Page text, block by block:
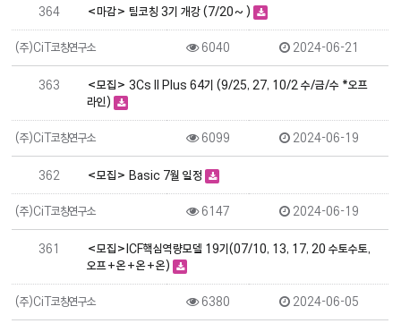
364 <마감> 팀코칭 3기 개강 (7/20~ )
(주)CiT코칭연구소 6040 2024-06-21
363
<모집> 3Cs II Plus 64기 (9/25, 27, 10/2 수/금/수 *오프
라인)
(주)CiT코칭연구소 6099 2024-06-19
362 <모집> Basic 7월 일정
(주)CiT코칭연구소 6147 2024-06-19
361
<모집>ICF핵심역량모델 19기(07/10, 13, 17, 20 수토수토,
오프+온+온+온)
(주)CiT코칭연구소 6380 2024-06-05